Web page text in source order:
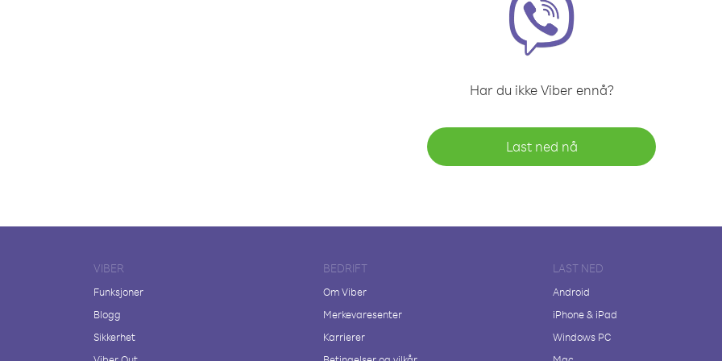
Har du ikke Viber ennå?
Last ned nå
VIBER
Funksjoner
Blogg
Sikkerhet
BEDRIFT
Om Viber
Merkevaresenter
Karrierer
LAST NED
Android
iPhone & iPad
Windows PC